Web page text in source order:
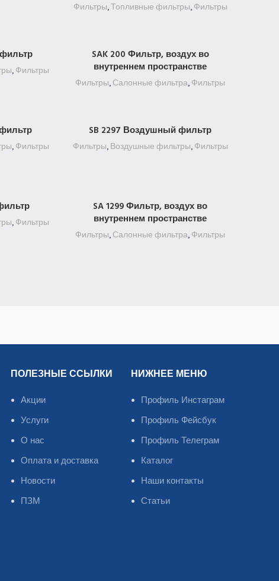
Фильтры,Топливные фильтры, Фильтры
, Фильтры
ПОДРОБНЕЕ
SAK 200 Фильтр, воздух во
внутреннем пространстве
Фильтры, Салонные фильтра, Фильтры
, Фильтры
ПОДРОБНЕЕ
SB 2297 Воздушный фильтр
Фильтры, Воздушные фильтры, Фильтры
, Фильтры
ПОДРОБНЕЕ
SA 1299 Фильтр, воздух во
внутреннем пространстве
Фильтры, Салонные фильтра, Фильтры
ПОЛЕЗНЫЕ ССЫЛКИ
Акции
Услуги
О нас
Оплата и доставка
Новости
ПЗМ
НИЖНЕЕ МЕНЮ
Профиль Инстаграм
Профиль Фейсбук
Профиль Телеграм
Каталог
Наши контакты
Статьи